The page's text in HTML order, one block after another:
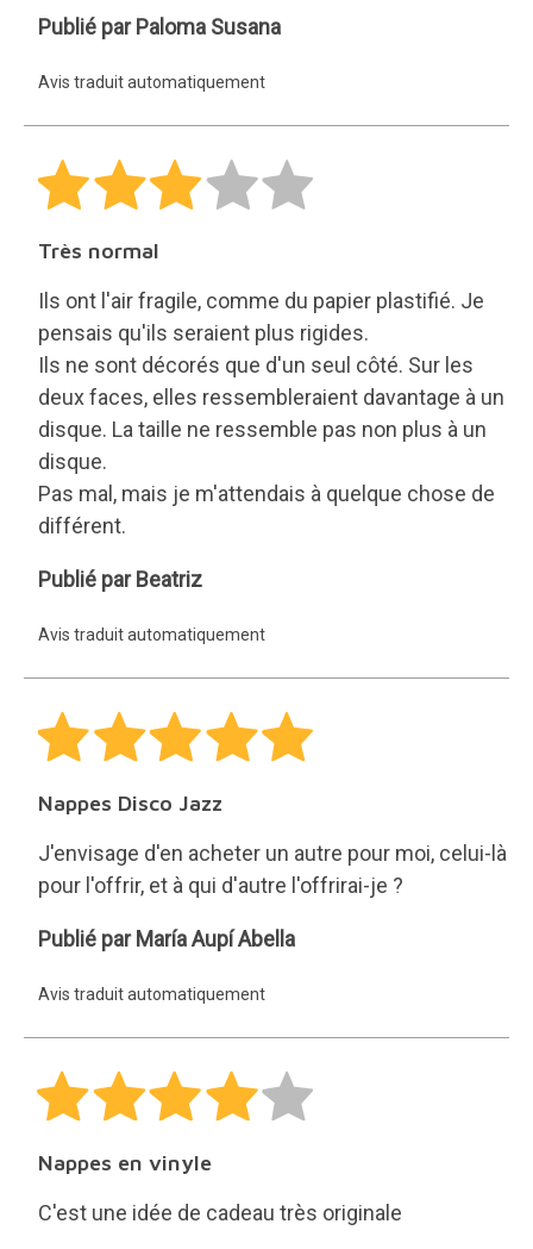
Paloma
Publié par Paloma Susana
Avis traduit automatiquement
Très normal
Ils ont l'air fragile, comme du papier plastifié. Je
pensais qu'ils seraient plus rigides.
Ils ne sont décorés que d'un seul côté. Sur les
deux faces, elles ressembleraient davantage à un
disque. La taille ne ressemble pas non plus à un
disque.
Pas mal, mais je m'attendais à quelque chose de
différent.
Beatriz
Publié par Beatriz
Avis traduit automatiquement
Nappes Disco Jazz
J'envisage d'en acheter un autre pour moi, celui-là
pour l'offrir, et à qui d'autre l'offrirai-je ?
María
Abella
Publié par María Aupí Abella
Avis traduit automatiquement
Nappes en vinyle
C'est une idée de cadeau très originale